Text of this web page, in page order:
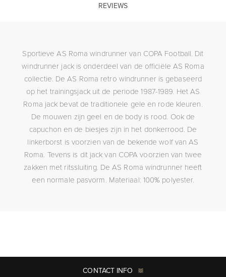
REVIEWS
Sportieve AS Roma windrunner van COPA Football. Dit
windrunner jack is onderdeel van de officiële AS Roma
collectie. De AS Roma retro windrunner is gebaseerd
op het trainingsjack uit de periode 1987-1989. Het AS
Roma jack bevat de traditionele gele en rode kleuren.
De mouwen zijn geel en de body is rood. Ook de
capuchon en de biesjes zijn in het donkerrood. De
linkerborst is voorzien van de bekende wolf van AS
Roma. Tevens is dit jack van COPA voorzien van twee
zakken met ritssluiting. De AS Roma windrunner heeft
een normale pasvorm. Materiaal: 100% polyester.
CONTACT INFO